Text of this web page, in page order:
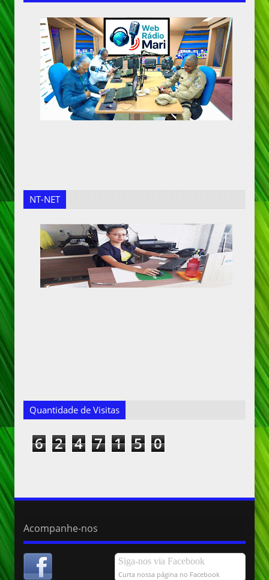
NT-NET
Quantidade de Visitas
6 2 4 7 1 5 0
Acompanhe-nos
Siga-nos via Facebook
Curta nossa página no Facebook